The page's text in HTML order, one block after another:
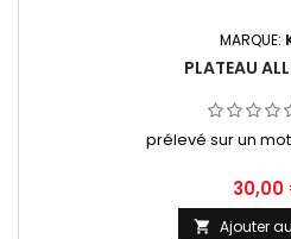
MARQUE:
PLATEAU
prélevé sur un
30,00
 Ajouter